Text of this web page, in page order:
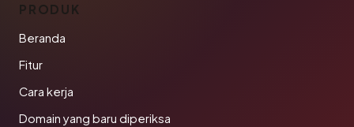
PRODUK
Beranda
Fitur
Cara kerja
Domain yang baru diperiksa